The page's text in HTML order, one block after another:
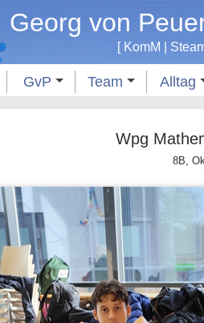
Georg von
[ KomM
GvP Team Alltag
Wpg
8B,